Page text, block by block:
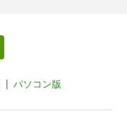
パソコン版